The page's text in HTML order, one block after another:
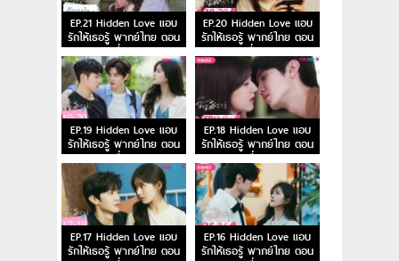
EP.21 Hidden Love แอบ
รักให้เธอรู้ พากย์ไทย ตอน
ที่ 21
EP.20 Hidden Love แอบ
รักให้เธอรู้ พากย์ไทย ตอน
ที่ 20
EP.19 Hidden Love แอบ
รักให้เธอรู้ พากย์ไทย ตอน
ที่ 19
EP.18 Hidden Love แอบ
รักให้เธอรู้ พากย์ไทย ตอน
ที่ 18
EP.17 Hidden Love แอบ
รักให้เธอรู้ พากย์ไทย ตอน
EP.16 Hidden Love แอบ
รักให้เธอรู้ พากย์ไทย ตอน